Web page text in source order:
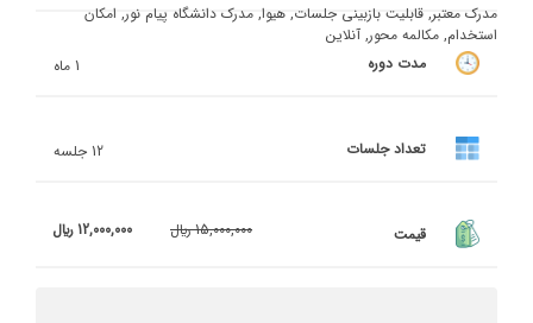
مدرک معتبر, قابلیت بازبینی جلسات, هیوا, مدرک دانشگاه پیام نور, امکان
استخدام, مکالمه محور, آنلاین
مدت دوره
1 ماه
تعداد جلسات 12 جلسه
قیمت 12,000,000 ريال 15,000,000 ريال